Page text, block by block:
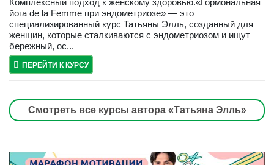
йога de la Femme при эндометриозе» — это
специализированный курс Татьяны Элль, созданный для
женщин, которые сталкиваются с эндометриозом и ищут
бережный, ос...
ПЕРЕЙТИ К КУРСУ
Смотреть все курсы автора «Татьяна Элль»